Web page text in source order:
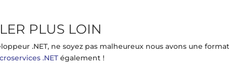
PLUS LOIN
.NET, ne soyez pas malheureux nous avons une
.NETégalement !